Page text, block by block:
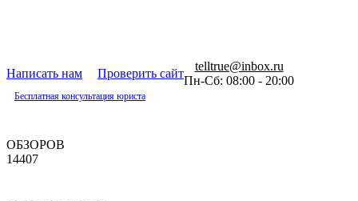
Написать нам Проверить сайт
telltrue@inbox.ru
Пн-Сб: 08:00 - 20:00
Бесплатная консультация юриста
ОБЗОРОВ
14407